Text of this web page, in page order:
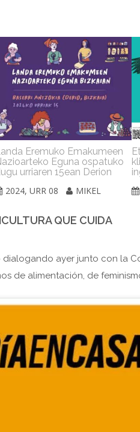
Eremuko Emakumeen
Eguna ospatuko
urriaren 15ean Derion
2024, URR 08
MIKEL
QUE CUIDA
ayer junto con la
de alimentación, de